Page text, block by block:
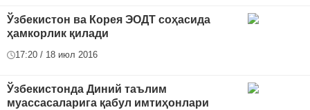
Ўзбекистон ва Корея ЭОДТ соҳасида
ҳамкорлик қилади
17:20 / 18 июл 2016
Ўзбекистонда Диний таълим
муассасаларига қабул имтиҳонлари